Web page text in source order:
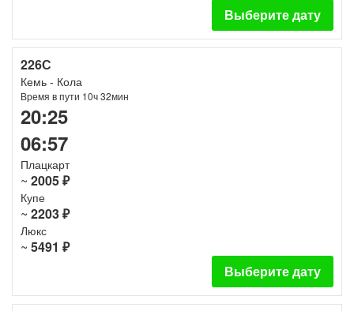
Выберите дату
226С
Кемь - Кола
Время в пути 10ч 32мин
20:25
06:57
Плацкарт
~ 2005 ₽
Купе
~ 2203 ₽
Люкс
~ 5491 ₽
Выберите дату